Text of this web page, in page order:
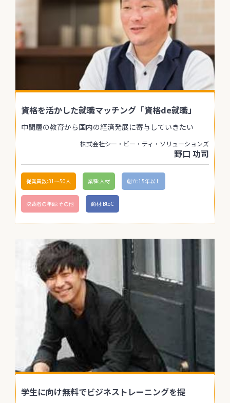
資格を活かした就職マッチング「資格de就職」
中間層の教育から国内の経済発展に寄与していきたい
株式会社シー・ビー・ティ・ソリューションズ
野口 功司
従業員数:31〜50人 業種:人材 創立:15年以上
決裁者の年齢:その他 商材:BtoC
学生に向け無料でビジネストレーニングを提